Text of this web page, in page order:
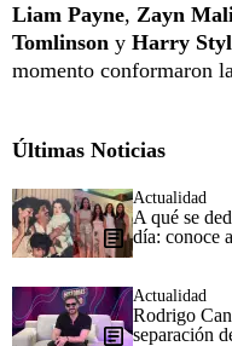
Liam Payne, Zayn
Tomlinson y Harry
momento conformaron
Últimas Noticias
Actualidad
A qué se
día: conoce
Actualidad
Rodrigo
separación